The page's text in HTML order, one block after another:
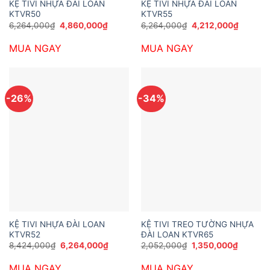
KỆ TIVI NHỰA ĐÀI LOAN
KTVR50
6,264,000₫ Giá
gốc
6,264,000₫.
4,860,000₫Giá
hiện
MUA NGAY
KỆ TIVI NHỰA ĐÀI LOAN
KTVR55
6,264,000₫ Giá
gốc
6,264,000₫.
4,212,000₫Giá
hiện
MUA NGAY
-26%
KỆ TIVI NHỰA ĐÀI LOAN
KTVR52
8,424,000₫ Giá
gốc
6,264,000₫Giá
hiện
-34%
KỆ TIVI TREO TƯỜNG NHỰA
ĐÀI LOAN KTVR65
2,052,000₫ Giá
gốc
1,350,000₫Giá
hiện